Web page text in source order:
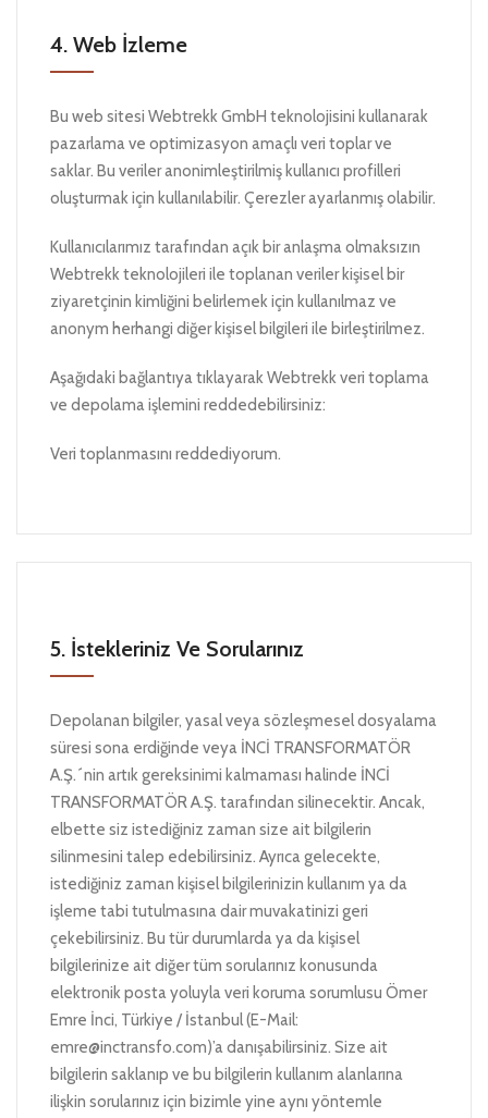
4. Web İzleme
Bu web sitesi Webtrekk GmbH teknolojisini kullanarak
pazarlama ve optimizasyon amaçlı veri toplar ve
saklar. Bu veriler anonimleştirilmiş kullanıcı profilleri
oluşturmak için kullanılabilir. Çerezler ayarlanmış olabilir.
Kullanıcılarımız tarafından açık bir anlaşma olmaksızın
Webtrekk teknolojileri ile toplanan veriler kişisel bir
ziyaretçinin kimliğini belirlemek için kullanılmaz ve
anonym herhangi diğer kişisel bilgileri ile birleştirilmez.
Aşağıdaki bağlantıya tıklayarak Webtrekk veri toplama
ve depolama işlemini reddedebilirsiniz:
Veri toplanmasını reddediyorum.
5. İstekleriniz Ve Sorularınız
Depolanan bilgiler, yasal veya sözleşmesel dosyalama
süresi sona erdiğinde veya İNCİ TRANSFORMATÖR
A.Ş.´nin artık gereksinimi kalmaması halinde İNCİ
TRANSFORMATÖR A.Ş. tarafından silinecektir. Ancak,
elbette siz istediğiniz zaman size ait bilgilerin
silinmesini talep edebilirsiniz. Ayrıca gelecekte,
istediğiniz zaman kişisel bilgilerinizin kullanım ya da
işleme tabi tutulmasına dair muvakatinizi geri
çekebilirsiniz. Bu tür durumlarda ya da kişisel
bilgilerinize ait diğer tüm sorularınız konusunda
elektronik posta yoluyla veri koruma sorumlusu Ömer
Emre İnci, Türkiye / İstanbul (E-Mail:
emre@inctransfo.com)’a danışabilirsiniz. Size ait
bilgilerin saklanıp ve bu bilgilerin kullanım alanlarına
ilişkin sorularınız için bizimle yine aynı yöntemle